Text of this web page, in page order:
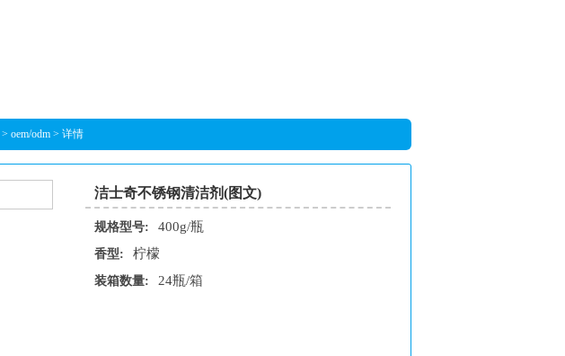
> oem/odm > 详情
洁士奇不锈钢清洁剂(图文)
规格型号: 400g/瓶
香型: 柠檬
装箱数量: 24瓶/箱